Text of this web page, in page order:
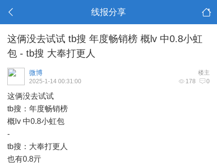
线报分享
这俩没去试试 tb搜 年度畅销榜 概lv 中0.8小虹
包 - tb搜 大奉打更人
楼主
微博
178 0
2025-1-14 00:31:00
这俩没去试试
tb搜：年度畅销榜
概lv 中0.8小虹包
-
tb搜：大奉打更人
也有0.8亓